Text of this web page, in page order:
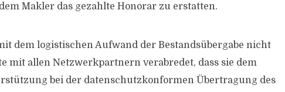
Makler das gezahlte Honorar zu erstatten.
dem logistischen Aufwand der Bestandsübergabe nicht
mit allen Netzwerkpartnern verabredet, dass sie dem
bei der datenschutzkonformen Übertragung des